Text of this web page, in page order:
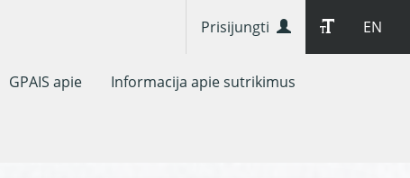
EN
Prisijungti
GPAIS apie Informacija apie sutrikimus